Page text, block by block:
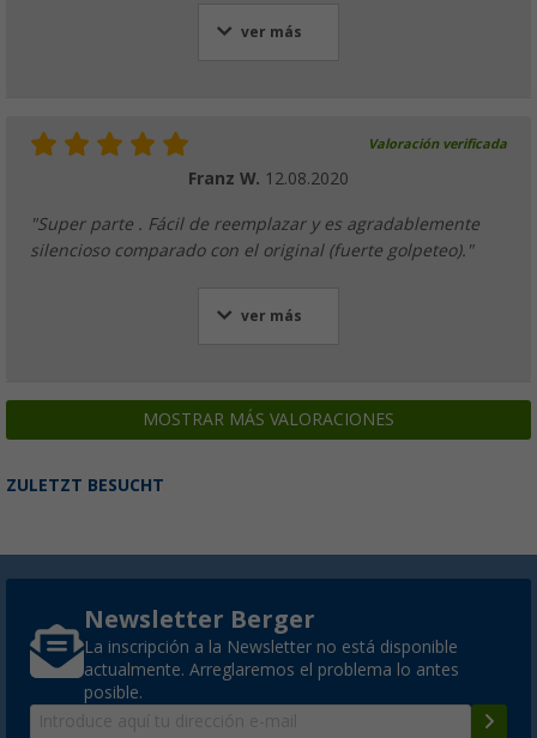
ver más
Valoración verificada
Franz W. 12.08.2020
"Super parte . Fácil de reemplazar y es agradablemente
silencioso comparado con el original (fuerte golpeteo)."
ver más
MOSTRAR MÁS VALORACIONES
ZULETZT BESUCHT
Newsletter Berger
La inscripción a la Newsletter no está disponible
actualmente. Arreglaremos el problema lo antes
posible.